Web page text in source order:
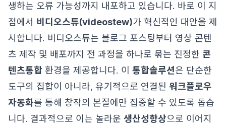
생하는 오류 가능성까지 내포하고 있습니다. 바로 이 지
점에서 비디오스튜(videostew)가 혁신적인 대안을 제
시합니다. 비디오스튜는 블로그 포스팅부터 영상 콘텐
츠 제작 및 배포까지 전 과정을 하나로 묶는 진정한 콘
텐츠통합 환경을 제공합니다. 이 통합솔루션은 단순한
도구의 집합이 아니라, 유기적으로 연결된 워크플로우
자동화를 통해 창작의 본질에만 집중할 수 있도록 돕습
니다. 결과적으로 이는 놀라운 생산성향상으로 이어지